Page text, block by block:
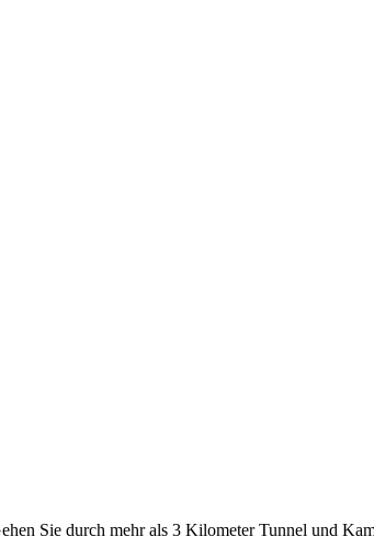
Sie durch mehr als 3 Kilometer Tunnel und